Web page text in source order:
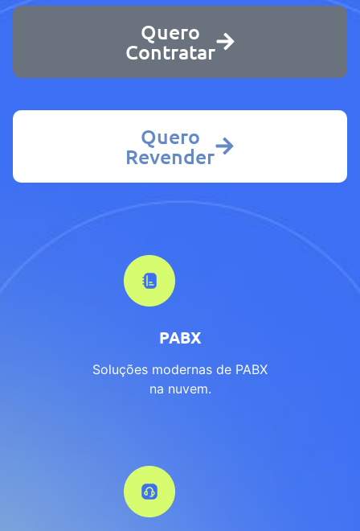
PABX
Soluções modernas de PABX
na nuvem.
Quero
Contratar
Quero
Revender